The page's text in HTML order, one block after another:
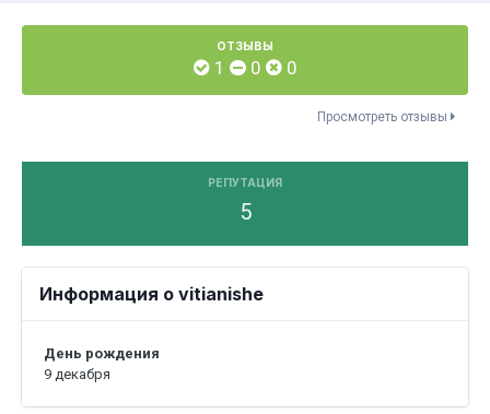
ОТЗЫВЫ
1 0 0
Просмотреть отзывы
РЕПУТАЦИЯ
5
Информация о vitianishe
День рождения
9 декабря